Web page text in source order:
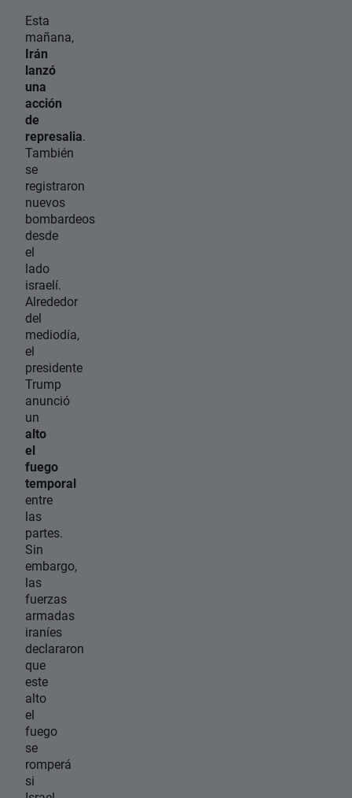
Esta
mañana,
Irán
lanzó
una
acción
de
represalia.
También
se
registraron
nuevos
bombardeos
desde
el
lado
israelí.
Alrededor
del
mediodía,
el
presidente
Trump
anunció
un
alto
el
fuego
temporal
entre
las
partes.
Sin
embargo,
las
fuerzas
armadas
iraníes
declararon
que
este
alto
el
fuego
se
romperá
si